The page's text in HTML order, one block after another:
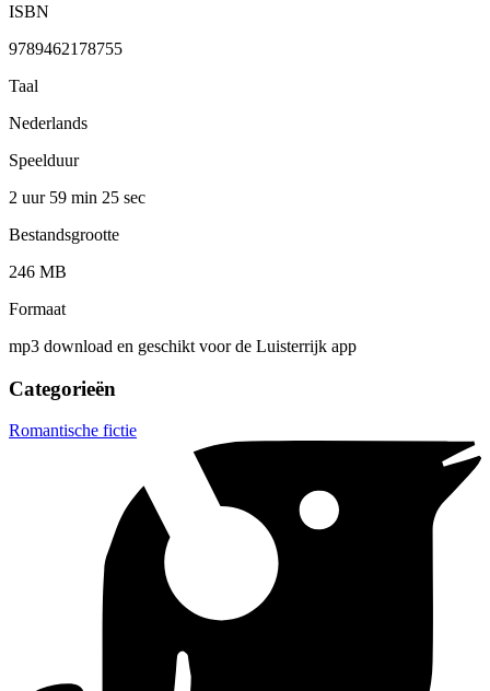
ISBN
9789462178755
Taal
Nederlands
Speelduur
2 uur 59 min 25 sec
Bestandsgrootte
246 MB
Formaat
mp3 download en geschikt voor de Luisterrijk app
Categorieën
Romantische fictie